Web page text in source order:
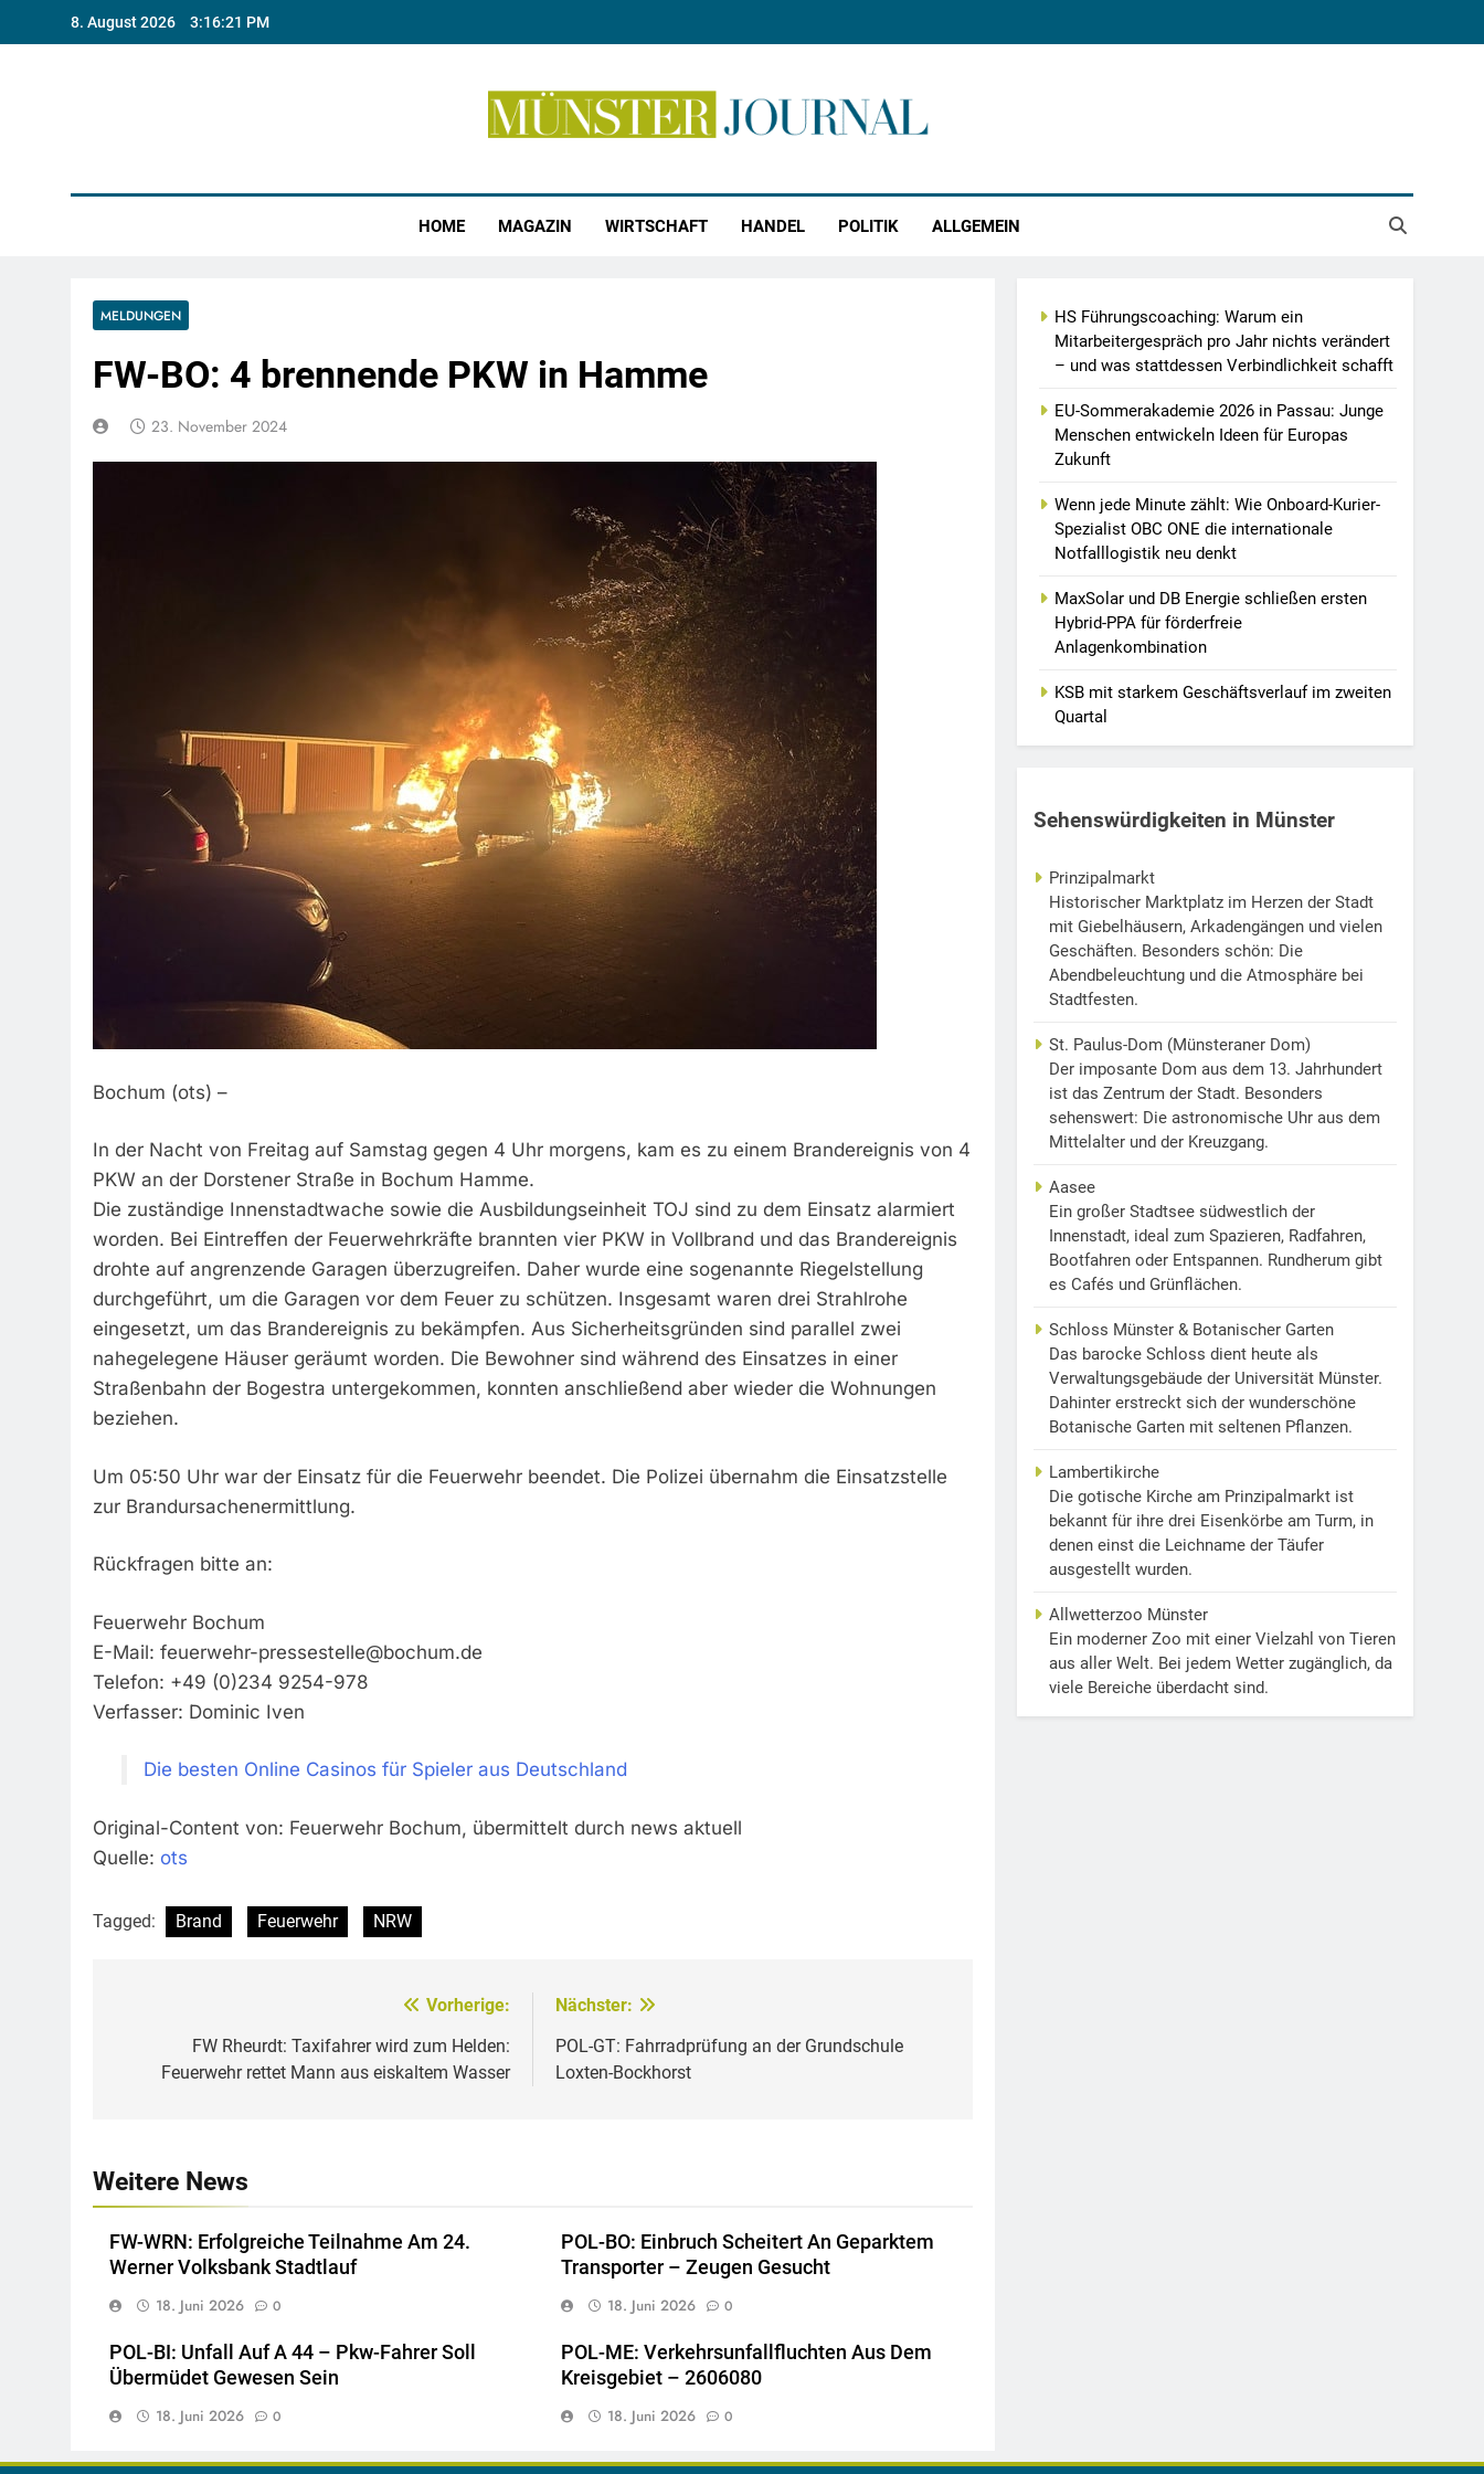
8. August 2026 3:16:21 PM
HOME MAGAZIN WIRTSCHAFT HANDEL POLITIK ALLGEMEIN
MELDUNGEN
FW-BO: 4 brennende PKW in Hamme
23. November 2024
Bochum (ots) –
In der Nacht von Freitag auf Samstag gegen 4 Uhr morgens, kam es zu einem Brandereignis von 4
PKW an der Dorstener Straße in Bochum Hamme.
Die zuständige Innenstadtwache sowie die Ausbildungseinheit TOJ sind zu dem Einsatz alarmiert
worden. Bei Eintreffen der Feuerwehrkräfte brannten vier PKW in Vollbrand und das Brandereignis
drohte auf angrenzende Garagen überzugreifen. Daher wurde eine sogenannte Riegelstellung
durchgeführt, um die Garagen vor dem Feuer zu schützen. Insgesamt waren drei Strahlrohe
eingesetzt, um das Brandereignis zu bekämpfen. Aus Sicherheitsgründen sind parallel zwei
nahegelegene Häuser geräumt worden. Die Bewohner sind während des Einsatzes in einer
Straßenbahn der Bogestra untergekommen, konnten anschließend aber wieder die Wohnungen
beziehen.
Um 05:50 Uhr war der Einsatz für die Feuerwehr beendet. Die Polizei übernahm die Einsatzstelle
zur Brandursachenermittlung.
Rückfragen bitte an:
Feuerwehr Bochum
E-Mail: feuerwehr-pressestelle@bochum.de
Telefon: +49 (0)234 9254-978
Verfasser: Dominic Iven
Die besten Online Casinos für Spieler aus Deutschland
Original-Content von: Feuerwehr Bochum, übermittelt durch news aktuell
Quelle: ots
Tagged: Brand Feuerwehr NRW
Vorherige:
FW Rheurdt: Taxifahrer wird zum Helden:
Feuerwehr rettet Mann aus eiskaltem Wasser
Nächster:
POL-GT: Fahrradprüfung an der Grundschule
Loxten-Bockhorst
Weitere News
FW-WRN: Erfolgreiche Teilnahme Am 24.
Werner Volksbank Stadtlauf
18. Juni 2026 0
POL-BO: Einbruch Scheitert An Geparktem
Transporter – Zeugen Gesucht
18. Juni 2026 0
POL-BI: Unfall Auf A 44 – Pkw-Fahrer Soll
Übermüdet Gewesen Sein
18. Juni 2026 0
POL-ME: Verkehrsunfallfluchten Aus Dem
Kreisgebiet – 2606080
18. Juni 2026 0
HS Führungscoaching: Warum ein
Mitarbeitergespräch pro Jahr nichts verändert
– und was stattdessen Verbindlichkeit schafft
EU-Sommerakademie 2026 in Passau: Junge
Menschen entwickeln Ideen für Europas
Zukunft
Wenn jede Minute zählt: Wie Onboard-Kurier-
Spezialist OBC ONE die internationale
Notfalllogistik neu denkt
MaxSolar und DB Energie schließen ersten
Hybrid-PPA für förderfreie
Anlagenkombination
KSB mit starkem Geschäftsverlauf im zweiten
Quartal
Sehenswürdigkeiten in Münster
Prinzipalmarkt
Historischer Marktplatz im Herzen der Stadt
mit Giebelhäusern, Arkadengängen und vielen
Geschäften. Besonders schön: Die
Abendbeleuchtung und die Atmosphäre bei
Stadtfesten.
St. Paulus-Dom (Münsteraner Dom)
Der imposante Dom aus dem 13. Jahrhundert
ist das Zentrum der Stadt. Besonders
sehenswert: Die astronomische Uhr aus dem
Mittelalter und der Kreuzgang.
Aasee
Ein großer Stadtsee südwestlich der
Innenstadt, ideal zum Spazieren, Radfahren,
Bootfahren oder Entspannen. Rundherum gibt
es Cafés und Grünflächen.
Schloss Münster & Botanischer Garten
Das barocke Schloss dient heute als
Verwaltungsgebäude der Universität Münster.
Dahinter erstreckt sich der wunderschöne
Botanische Garten mit seltenen Pflanzen.
Lambertikirche
Die gotische Kirche am Prinzipalmarkt ist
bekannt für ihre drei Eisenkörbe am Turm, in
denen einst die Leichname der Täufer
ausgestellt wurden.
Allwetterzoo Münster
Ein moderner Zoo mit einer Vielzahl von Tieren
aus aller Welt. Bei jedem Wetter zugänglich, da
viele Bereiche überdacht sind.